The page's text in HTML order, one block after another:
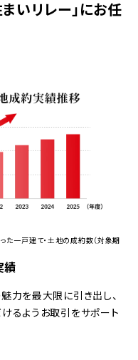
いリレー」にお任
績
力を最大限に引き出し、
るようお取引をサポート
一戸建て・土地の成約数（対象期